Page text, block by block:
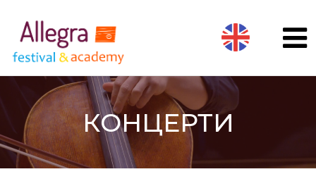
КОНЦЕРТИ